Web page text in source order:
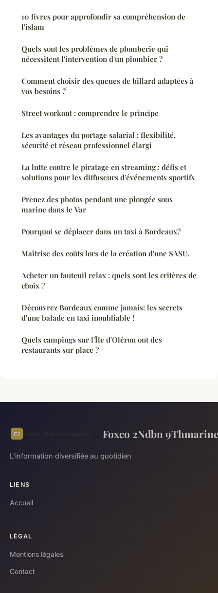
10 livres pour approfondir sa compréhension de
l'islam
Quels sont les problèmes de plomberie qui
nécessitent l'intervention d'un plombier ?
Comment choisir des queues de billard adaptées à
vos besoins ?
Street workout : comprendre le principe
Les avantages du portage salarial : flexibilité,
sécurité et réseau professionnel élargi
La lutte contre le piratage en streaming : défis et
solutions pour les diffuseurs d'événements sportifs
Prenez des photos pendant une plongée sous
marine dans le Var
Pourquoi se déplacer dans un taxi à Bordeaux?
Maîtrise des coûts lors de la création d'une SASU.
Acheter un fauteuil relax : quels sont les critères de
choix ?
Découvrez Bordeaux comme jamais: les secrets
d'une balade en taxi inoubliable !
Quels campings sur l'Île d'Oléron ont des
restaurants sur place ?
Foxco 2Ndbn
L'information diversifiée au quotidien
LIENS
Accueil
LÉGAL
Mentions légales
Contact